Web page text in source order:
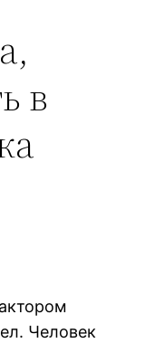
в
Человек